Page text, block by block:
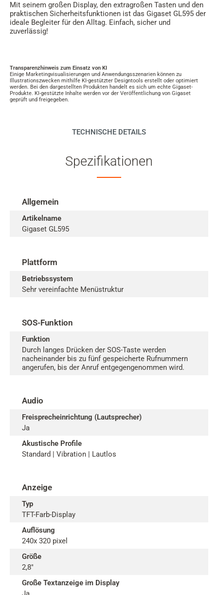
Mit seinem großen Display, den extragroßen Tasten und den
praktischen Sicherheitsfunktionen ist das Gigaset GL595 der
ideale Begleiter für den Alltag. Einfach, sicher und
zuverlässig!
Transparenzhinweis zum Einsatz von KI
Einige Marketingvisualisierungen und Anwendungsszenarien können zu
Illustrationszwecken mithilfe KI-gestützter Designtools erstellt oder optimiert
werden. Bei den dargestellten Produkten handelt es sich um echte Gigaset-
Produkte. KI-gestützte Inhalte werden vor der Veröffentlichung von Gigaset
geprüft und freigegeben.
TECHNISCHE DETAILS
Spezifikationen
Allgemein
Artikelname
Gigaset GL595
Plattform
Betriebssystem
Sehr vereinfachte Menüstruktur
SOS-Funktion
Funktion
Durch langes Drücken der SOS-Taste werden
nacheinander bis zu fünf gespeicherte Rufnummern
angerufen, bis der Anruf entgegengenommen wird.
Audio
Freisprecheinrichtung (Lautsprecher)
Ja
Akustische Profile
Standard | Vibration | Lautlos
Anzeige
Typ
TFT-Farb-Display
Auflösung
240x 320 pixel
Größe
2,8"
Große Textanzeige im Display